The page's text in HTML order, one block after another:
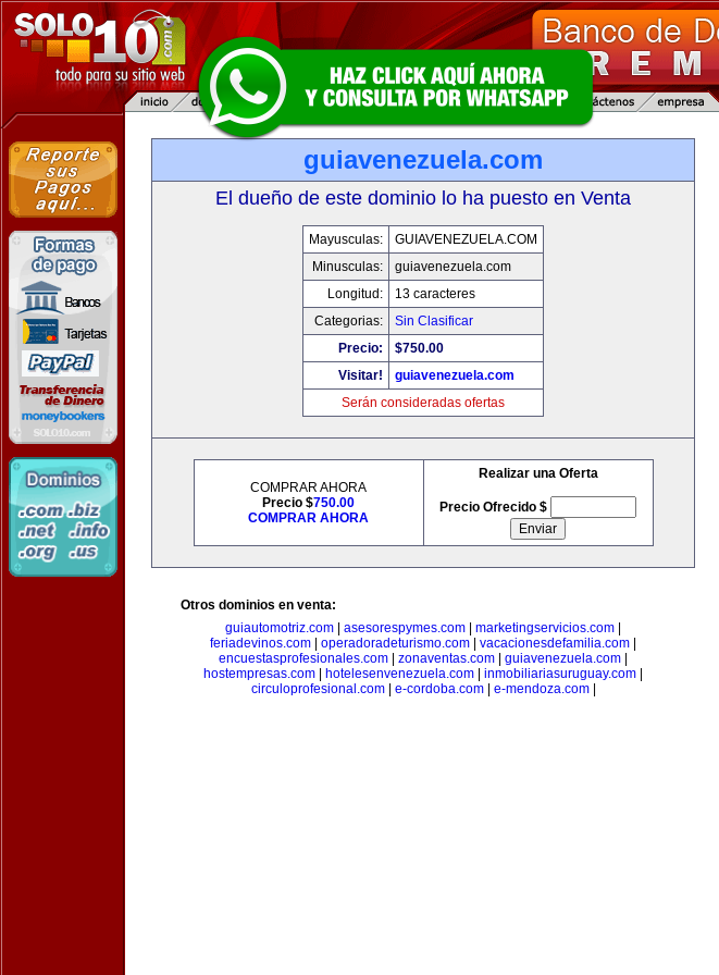
guiavenezuela.com
El dueño de este dominio lo ha puesto en Venta
Mayusculas:
GUIAVENEZUELA.COM
Minusculas:
guiavenezuela.com
Longitud:
13 caracteres
Categorias:
Sin Clasificar
Precio:
$750.00
Visitar!
guiavenezuela.com
Serán consideradas ofertas
COMPRAR AHORA
Precio $750.00
COMPRAR AHORA
Realizar una Oferta
Precio Ofrecido $
Otros dominios en venta:
guiautomotriz.com
asesorespymes.com marketingservicios.com
feriadevinos.com
operadoradeturismo.com vacacionesdefamilia.com
encuestasprofesionales.com
zonaventas.com guiavenezuela.com
hostempresas.com
hotelesenvenezuela.com inmobiliariasuruguay.com
circuloprofesional.com| e-cordoba.com| e-mendoza.com|